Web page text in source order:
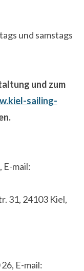
und samstags
und zum
sailing-
E-mail:
31, 24103 Kiel,
E-mail: